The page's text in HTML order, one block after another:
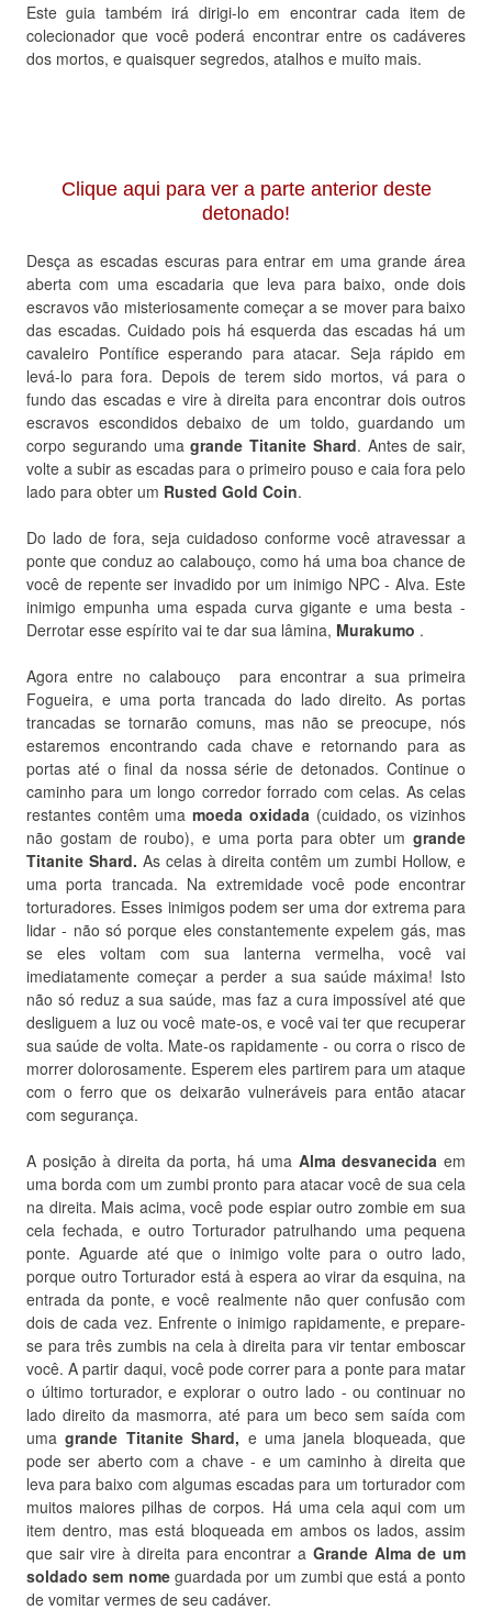
Este guia também irá dirigi-lo em encontrar cada item de
colecionador que você poderá encontrar entre os cadáveres
dos mortos, e quaisquer segredos, atalhos e muito mais.
Clique aqui para ver a parte anterior deste
detonado!
Desça as escadas escuras para entrar em uma grande área
aberta com uma escadaria que leva para baixo, onde dois
escravos vão misteriosamente começar a se mover para baixo
das escadas. Cuidado pois há esquerda das escadas há um
cavaleiro Pontífice esperando para atacar. Seja rápido em
levá-lo para fora. Depois de terem sido mortos, vá para o
fundo das escadas e vire à direita para encontrar dois outros
escravos escondidos debaixo de um toldo, guardando um
corpo segurando umagrande Titanite Shard. Antes de sair,
volte a subir as escadas para o primeiro pouso e caia fora pelo
lado para obter um Rusted Gold Coin.
Do lado de fora, seja cuidadoso conforme você atravessar a
ponte que conduz ao calabouço, como há uma boa chance de
você de repente ser invadido por um inimigo NPC -Alva. Este
inimigo empunha uma espada curva gigante e uma besta -
Derrotar esse espírito vai te dar sua lâmina, Murakumo .
Agora entre no calabouço para encontrar a sua primeira
Fogueira, e uma porta trancada do lado direito. As portas
trancadas se tornarão comuns, mas não se preocupe, nós
estaremos encontrando cada chave e retornando para as
portas até o final da nossa série de detonados. Continue o
caminho para um longo corredor forrado com celas. As celas
restantes contêm umamoeda oxidada(cuidado, os vizinhos
não gostam de roubo), e uma porta para obter um grande
Titanite Shard. As celas à direita contêm um zumbi Hollow, e
uma porta trancada. Na extremidade você pode encontrar
torturadores. Esses inimigos podem ser uma dor extrema para
lidar - não só porque eles constantemente expelem gás, mas
se eles voltam com sua lanterna vermelha, você vai
imediatamente começar a perder a sua saúde máxima! Isto
não só reduz a sua saúde, mas faz a cura impossível até que
desliguem a luz ou você mate-os, e você vai ter que recuperar
sua saúde de volta. Mate-os rapidamente - ou corra o risco de
morrer dolorosamente. Esperem eles partirem para um ataque
com o ferro que os deixarão vulneráveis para então atacar
com segurança.
A posição à direita da porta, há uma Alma desvanecida em
uma borda com um zumbi pronto para atacar você de sua cela
na direita. Mais acima, você pode espiar outro zombie em sua
cela fechada, e outro Torturador patrulhando uma pequena
ponte. Aguarde até que o inimigo volte para o outro lado,
porque outro Torturador está à espera ao virar da esquina, na
entrada da ponte, e você realmente não quer confusão com
dois de cada vez. Enfrente o inimigo rapidamente, e prepare-
se para três zumbis na cela à direita para vir tentar emboscar
você. A partir daqui, você pode correr para a ponte para matar
o último torturador, e explorar o outro lado - ou continuar no
lado direito da masmorra, até para um beco sem saída com
umagrande Titanite Shard, e uma janela bloqueada, que
pode ser aberto com a chave - e um caminho à direita que
leva para baixo com algumas escadas para um torturador com
muitos maiores pilhas de corpos. Há uma cela aqui com um
item dentro, mas está bloqueada em ambos os lados, assim
que sair vire à direita para encontrar a Grande Alma de um
soldado sem nomeguardada por um zumbi que está a ponto
de vomitar vermes de seu cadáver.